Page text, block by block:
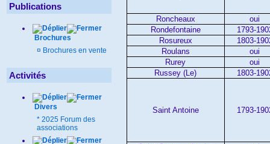
Publications
Brochures
¤ Brochures en vente
Activités
Divers
* 2025 Forum des
associations
Roncheaux
oui
Rondefontaine
1793-
Rosureux
1803-
Roulans
oui
Rurey
oui
Russey (Le)
1803-
Saint Antoine 1793-